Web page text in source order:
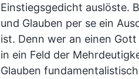
Einstiegsgedicht auslöste.
und Glauben per se ein
ist. Denn wer an einen
in ein Feld der
Glauben